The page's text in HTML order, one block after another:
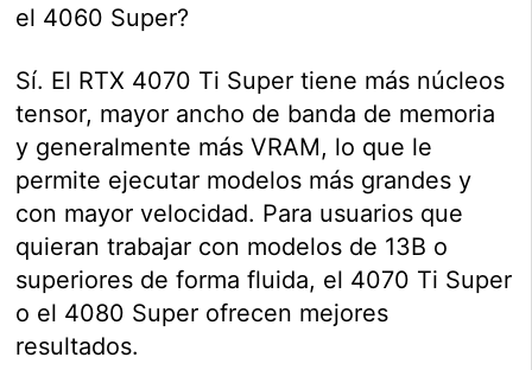
el 4060 Super?
Sí. El RTX 4070 Ti Super tiene más núcleos
tensor, mayor ancho de banda de memoria
y generalmente más VRAM, lo que le
permite ejecutar modelos más grandes y
con mayor velocidad. Para usuarios que
quieran trabajar con modelos de 13B o
superiores de forma fluida, el 4070 Ti Super
o el 4080 Super ofrecen mejores
resultados.